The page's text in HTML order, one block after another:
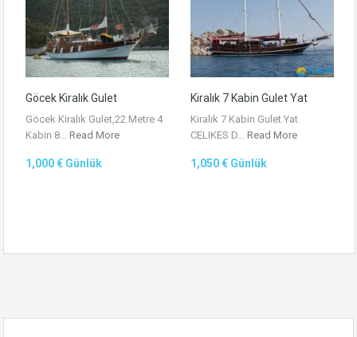
Göcek Kiralık Gulet
Göcek Kiralık Gulet,22 Metre 4
Kabin 8… Read More
1,000 € Günlük
Kiralık 7 Kabin Gulet Yat
Kiralık 7 Kabin Gulet Yat
CELIKES D… Read More
1,050 € Günlük